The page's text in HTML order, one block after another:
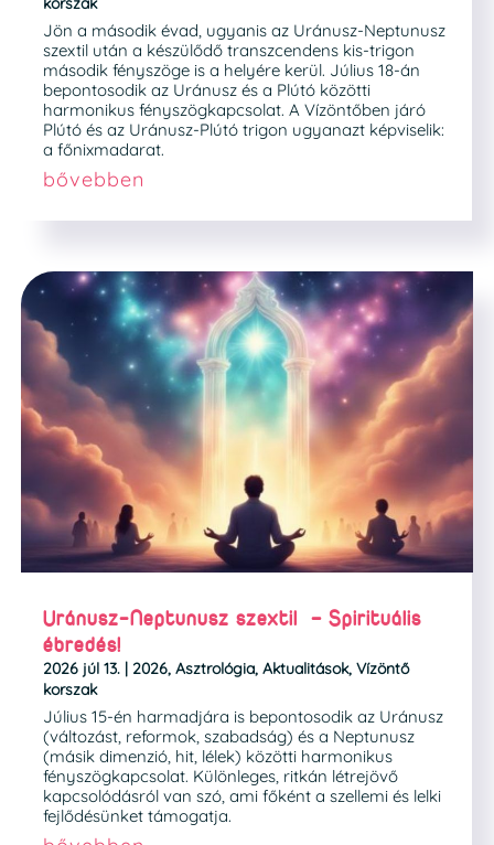
Jön a második évad, ugyanis az Uránusz-Neptunusz
szextil után a készülődő transzcendens kis-trigon
második fényszöge is a helyére kerül. Július 18-án
bepontosodik az Uránusz és a Plútó közötti
harmonikus fényszögkapcsolat. A Vízöntőben járó
Plútó és az Uránusz-Plútó trigon ugyanazt képviselik:
a főnixmadarat.
bővebben
Uránusz-Neptunusz szextil – Spirituális
ébredés!
2026 júl 13. | 2026, Asztrológia, Aktualitások, Vízöntő
korszak
Július 15-én harmadjára is bepontosodik az Uránusz
(változást, reformok, szabadság) és a Neptunusz
(másik dimenzió, hit, lélek) közötti harmonikus
fényszögkapcsolat. Különleges, ritkán létrejövő
kapcsolódásról van szó, ami főként a szellemi és lelki
fejlődésünket támogatja.